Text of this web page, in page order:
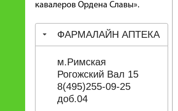
кавалеров Ордена Славы».
ФАРМАЛАЙН АПТЕКА
м.Римская
Рогожский Вал 15
8(495)255-09-25
доб.04